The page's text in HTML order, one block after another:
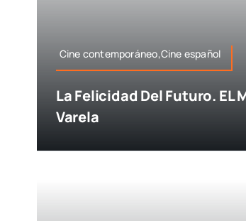
Cine contemporáneo,Cine español
La Felicidad Del Futuro. EL
Varela